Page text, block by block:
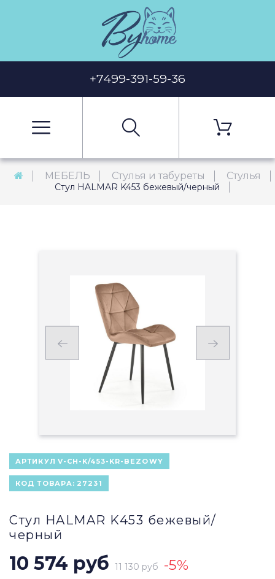
+7499-391-59-36
МЕБЕЛЬ Стулья и табуреты Стулья
Стул HALMAR K453 бежевый/черный
АРТИКУЛ V-CH-K/453-KR-BEZOWY
КОД ТОВАРА: 27231
Стул HALMAR K453 бежевый/
черный
10 574 руб 11 130 руб -5%